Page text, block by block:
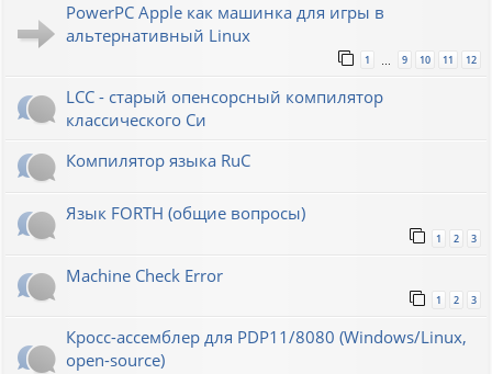
PowerPC Apple как машинка для игры в
альтернативный Linux
1 … 9 10 11 12
LCC - старый опенсорсный компилятор
классического Си
Компилятор языка RuC
Язык FORTH (общие вопросы)
1 2 3
Machine Check Error
1 2 3
Кросс-ассемблер для PDP11/8080 (Windows/Linux,
open-source)